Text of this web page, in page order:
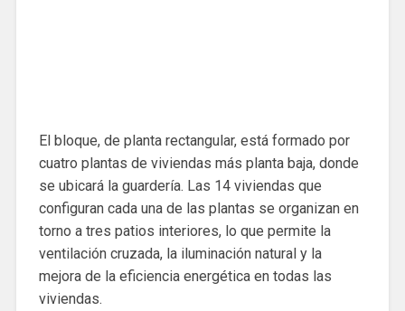
El bloque, de planta rectangular, está formado por
cuatro plantas de viviendas más planta baja, donde
se ubicará la guardería. Las 14 viviendas que
configuran cada una de las plantas se organizan en
torno a tres patios interiores, lo que permite la
ventilación cruzada, la iluminación natural y la
mejora de la eficiencia energética en todas las
viviendas.